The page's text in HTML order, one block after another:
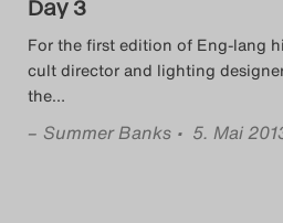
Day 3
For the first edition of Eng-lang
cult director and lighting
the…
– Summer Banks • 5. Mai